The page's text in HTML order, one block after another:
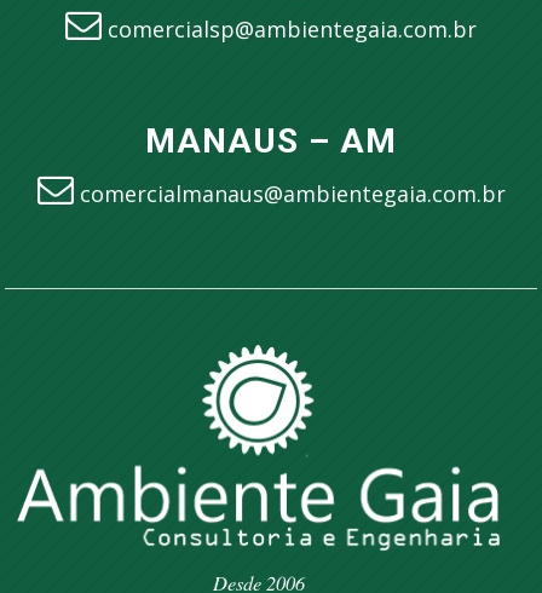
comercialsp@ambientegaia.com.br
MANAUS – AM
comercialmanaus@ambientegaia.com.br
Desde 2006